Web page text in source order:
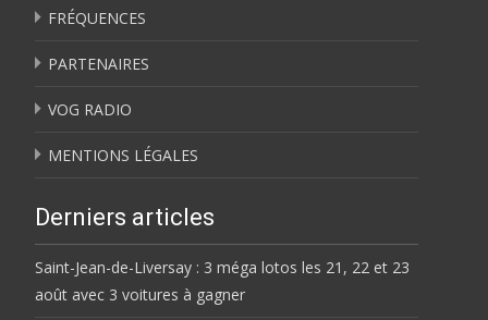
FRÉQUENCES
PARTENAIRES
VOG RADIO
MENTIONS LÉGALES
Derniers articles
Saint-Jean-de-Liversay : 3 méga lotos les 21, 22 et 23
août avec 3 voitures à gagner